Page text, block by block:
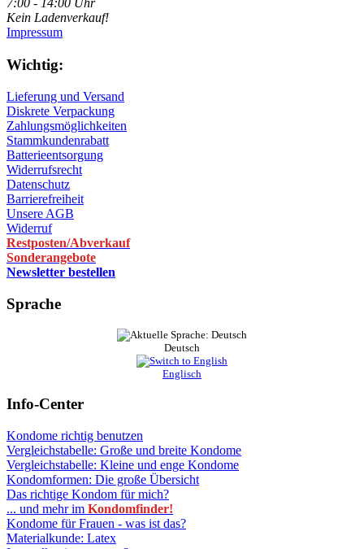
7:00 - 14:00 Uhr
Kein Ladenverkauf!
Impressum
Wichtig:
Lieferung und Versand
Diskrete Verpackung
Zahlungsmöglichkeiten
Stammkundenrabatt
Batterieentsorgung
Widerrufsrecht
Datenschutz
Barrierefreiheit
Unsere AGB
Widerruf
Restposten/Abverkauf
Sonderangebote
Newsletter bestellen
Sprache
Deutsch
Englisch
Info-Center
Kondome richtig benutzen
Vergleichstabelle: Große und breite Kondome
Vergleichstabelle: Kleine und enge Kondome
Kondomformen: Die große Übersicht
Das richtige Kondom für mich?
... und mehr im Kondomfinder!
Kondome für Frauen - was ist das?
Materialkunde: Latex